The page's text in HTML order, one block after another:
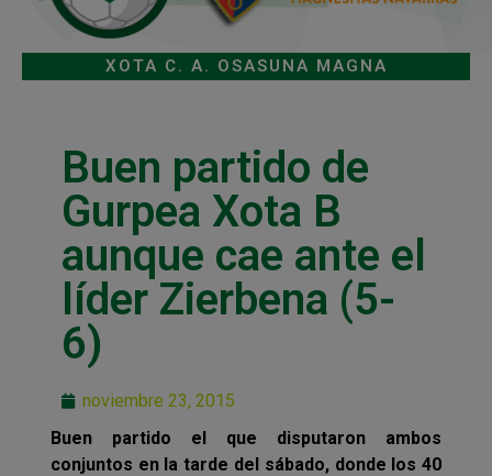
XOTA C. A. OSASUNA MAGNA
Buen partido de
Gurpea Xota B
aunque cae ante el
líder Zierbena (5-
6)
noviembre 23, 2015
Buen partido el que disputaron ambos
conjuntos en la tarde del sábado, donde los 40